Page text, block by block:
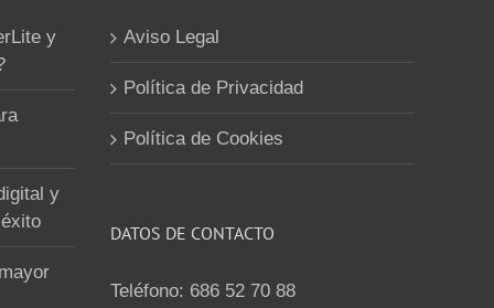
y
y
Aviso Legal
Política de Privacidad
Política de Cookies
DATOS DE CONTACTO
Teléfono: 686 52 70 88